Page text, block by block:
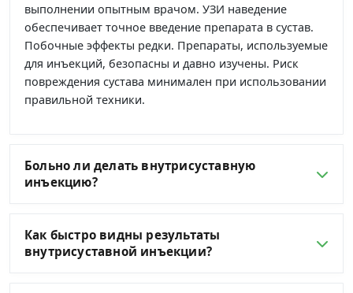
выполнении опытным врачом. УЗИ наведение
обеспечивает точное введение препарата в сустав.
Побочные эффекты редки. Препараты, используемые
для инъекций, безопасны и давно изучены. Риск
повреждения сустава минимален при использовании
правильной техники.
Больно ли делать внутрисуставную
инъекцию?
Как быстро видны результаты
внутрисуставной инъекции?